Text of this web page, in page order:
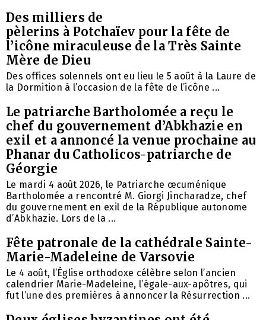
Des milliers de
pèlerins à Potchaïev pour la fête de
l’icône miraculeuse de la Très Sainte
Mère de Dieu
Des offices solennels ont eu lieu le 5 août à la Laure de
la Dormition à l’occasion de la fête de l’icône ...
Le patriarche Bartholomée a reçu le
chef du gouvernement d’Abkhazie en
exil et a annoncé la venue prochaine au
Phanar du Catholicos-patriarche de
Géorgie
Le mardi 4 août 2026, le Patriarche œcuménique
Bartholomée a rencontré M. Giorgi Jincharadze, chef
du gouvernement en exil de la République autonome
d’Abkhazie. Lors de la ...
Fête patronale de la cathédrale Sainte-
Marie-Madeleine de Varsovie
Le 4 août, l’Église orthodoxe célèbre selon l’ancien
calendrier Marie-Madeleine, l’égale-aux-apôtres, qui
fut l’une des premières à annoncer la Résurrection ...